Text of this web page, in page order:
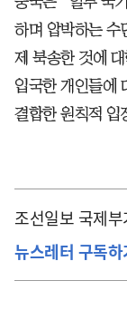
하며 압박하는 수
제 북송한 것에
입국한 개인들에
결합한 원칙적 입
조선일보 국제
뉴스레터 구독하